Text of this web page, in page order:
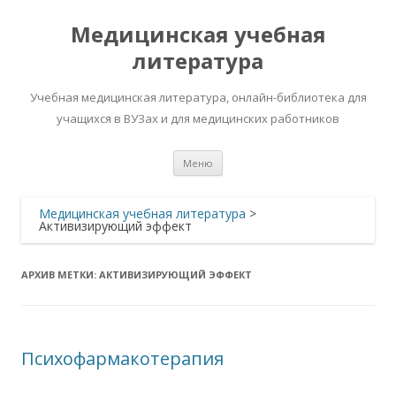
Медицинская учебная
литература
Учебная медицинская литература, онлайн-библиотека для
учащихся в ВУЗах и для медицинских работников
Меню
Медицинская учебная литература >
Активизирующий эффект
АРХИВ МЕТКИ: АКТИВИЗИРУЮЩИЙ ЭФФЕКТ
Психофармакотерапия